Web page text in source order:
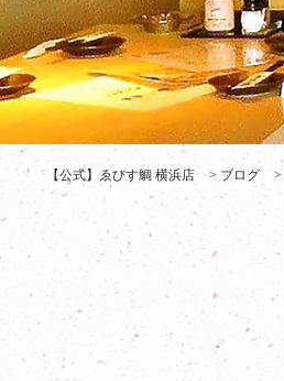
【公式】ゑびす鯛 横浜店 > ブログ >